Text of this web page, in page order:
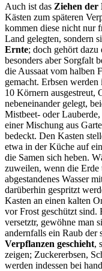
Auch ist das Ziehen der
Kästen zum späteren
kommen diese nicht nur
Land gelegten, sondern
Ernte; doch gehört
besonders aber Sorgfalt
die Aussaat vom halben
gemacht. Erbsen
10 Körnern ausgestreut,
nebeneinander gelegt,
Mistbeet- oder
einer Mischung aus
bedeckt. Den Kasten
etwa in der Küche auf
die Samen sich heben.
zuweilen, wenn die
abgestandenes Wasser
darüberhin gespritzt
Kasten an einen kalten
vor Frost geschützt sind.
versetztr, gewöhne man
andernfalls ein Raub der
Verpflanzen geschieht,
zeigen; Zuckererbsen,
werden indessen bei